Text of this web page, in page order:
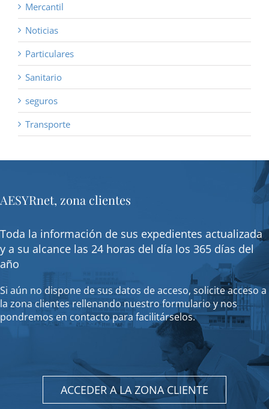
Mercantil
Noticias
Particulares
Sanitario
seguros
Transporte
AESYRnet, zona clientes
Toda la información de sus expedientes actualizada
y a su alcance las 24 horas del día los 365 días del
año
Si aún no dispone de sus datos de acceso, solicite acceso a
la zona clientes rellenando nuestro formulario y nos
pondremos en contacto para facilitárselos.
ACCEDER A LA ZONA CLIENTE